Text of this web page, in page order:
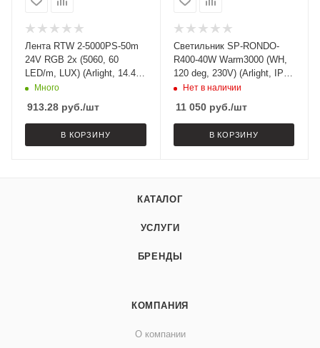
Лента RTW 2-5000PS-50m
24V RGB 2x (5060, 60
LED/m, LUX) (Arlight, 14.4
Вт/м, IP67)
Много
913.28 руб./шт
В КОРЗИНУ
Светильник SP-RONDO-
R400-40W Warm3000 (WH,
120 deg, 230V) (Arlight, IP40
Металл, 3 года)
Нет в наличии
11 050руб./шт
В КОРЗИНУ
КАТАЛОГ
УСЛУГИ
БРЕНДЫ
КОМПАНИЯ
О компании